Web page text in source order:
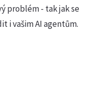
problém - tak jak se
i vašim AI agentům.